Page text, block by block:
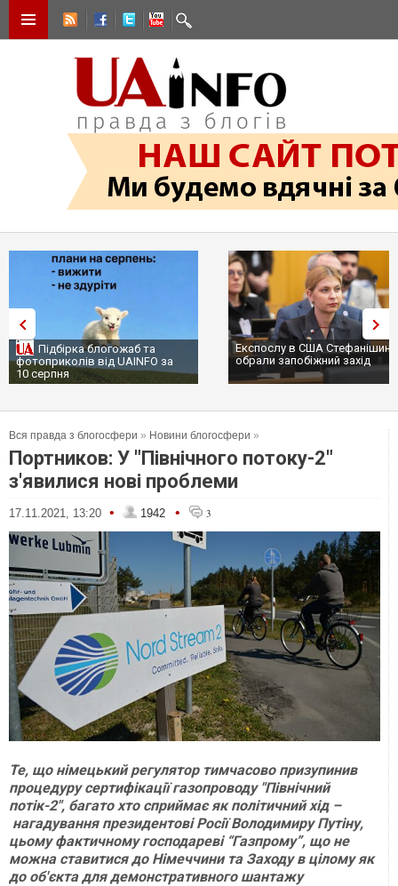
Підбірка блогожаб та
фотоприколів від UAINFO за
10 серпня
Експослу в США
обрали запобіжний захід
Вся правда з блогосфери » Новини блогосфери »
Портников: У "Північного потоку-2"
з'явилися нові проблеми
17.11.2021, 13:20 • 1942 • 3
Те, що німецький регулятор тимчасово призупинив
процедуру сертифікації газопроводу "Північний
потік-2", багато хто сприймає як політичний хід –
нагадування президентові Росії Володимиру Путіну,
цьому фактичному господареві “Газпрому”, що не
можна ставитися до Німеччини та Заходу в цілому як
до об'єкта для демонстративного шантажу